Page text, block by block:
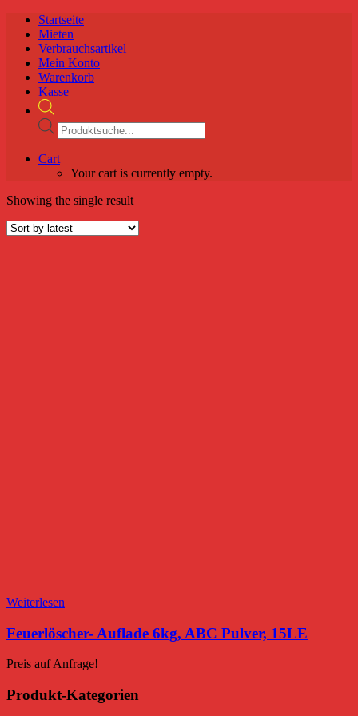
Startseite
Mieten
Verbrauchsartikel
Mein Konto
Warenkorb
Kasse
Products
search
Cart
Your cart is currently empty.
Showing the single result
Weiterlesen
Feuerlöscher- Auflade 6kg, ABC Pulver, 15LE
Preis auf Anfrage!
Produkt-Kategorien